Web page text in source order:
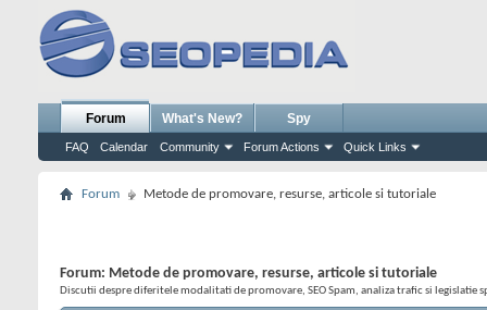
Forum
FAQ Calendar Community Forum Actions Quick Links
What's New? Spy
Forum Metode de promovare, resurse, articole si tutoriale
Forum: Metode de promovare, resurse, articole si tutoriale
Discutii despre diferitele modalitati de promovare, SEO Spam, analiza trafic si legislatie